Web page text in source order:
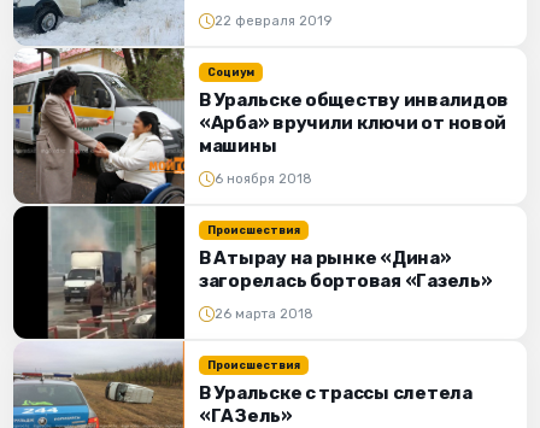
22 февраля 2019
Социум
В Уральске обществу инвалидов
«Арба» вручили ключи от новой
машины
6 ноября 2018
Происшествия
В Атырау на рынке «Дина»
загорелась бортовая «Газель»
26 марта 2018
Происшествия
В Уральске с трассы слетела
«ГАЗель»